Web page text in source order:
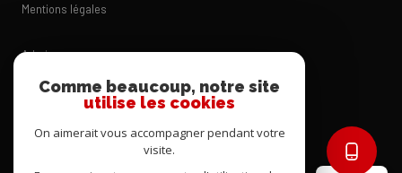
Mentions légales
Admin
Nos honoraires
Comme beaucoup, notre site
utilise les cookies
On aimerait vous accompagner pendant votre
visite.